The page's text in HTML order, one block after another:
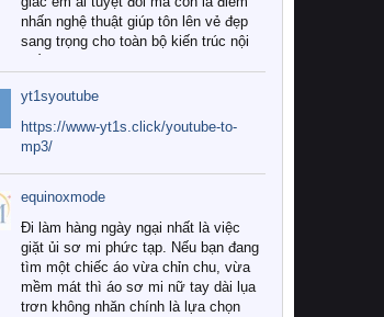
nhấn nghệ thuật giúp tôn lên vẻ đẹp
sang trọng cho toàn bộ kiến trúc nội
Tuy nhiên, giữa thị trường đa dạng
với vô vàn thương hiệu và mẫu mã
như hiện nay, làm thế nào để chọn
được những bộ chăn ga gối đệm cao
cấp thực sự chất lượng, phù hợp với
khí hậu và nhu cầu sử dụng của gia
đình? Hãy cùng chúng tôi đi tìm lời
giải đáp chi tiết qua bài viết dưới đây.
1. Tại sao các gia đình hiện đại lại ưa
chuộng chăn ga gối đệm cao cấp?
yt1syoutube
https://www-yt1s.click/youtube-to-
mp3/
equinoxmode
Đi làm hàng ngày ngại nhất là việc
giặt ủi sơ mi phức tạp. Nếu bạn đang
tìm một chiếc áo vừa chỉn chu, vừa
mềm mát thì áo sơ mi nữ tay dài lụa
trơn không nhăn chính là lựa chọn